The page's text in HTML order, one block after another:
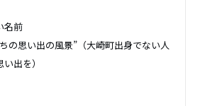
名前
の思い出の風景”（大崎町出身でない人
出を）